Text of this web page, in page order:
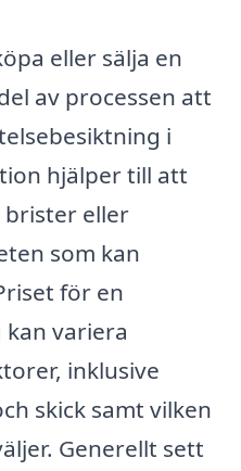
eller sälja en
av processen att
i
hjälper till att
eller
som kan
för en
variera
inklusive
skick samt vilken
Generellt sett